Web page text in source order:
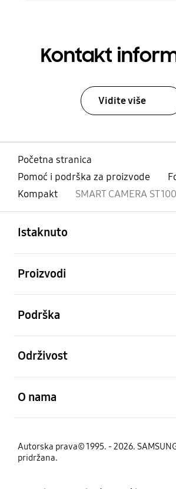
Kontakt
Vidite više
Početna stranica
Pomoć i podrška za proizvode
Kompakt
SMART CAMERA
Istaknuto
Proizvodi
Podrška
Održivost
O nama
Autorska prava© 1995. - 2026.
pridržana.